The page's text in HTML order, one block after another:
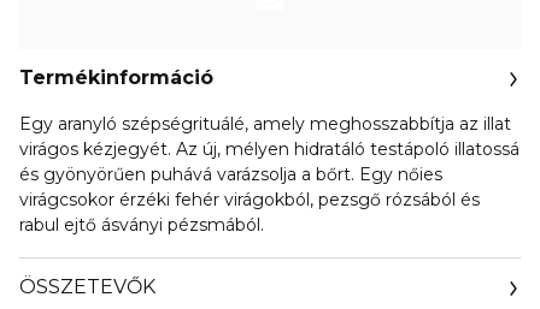
Termékinformáció
Egy aranyló szépségrituálé, amely meghosszabbítja az illat
virágos kézjegyét. Az új, mélyen hidratáló testápoló illatossá
és gyönyörűen puhává varázsolja a bőrt. Egy nőies
virágcsokor érzéki fehér virágokból, pezsgő rózsából és
rabul ejtő ásványi pézsmából.
ÖSSZETEVŐK